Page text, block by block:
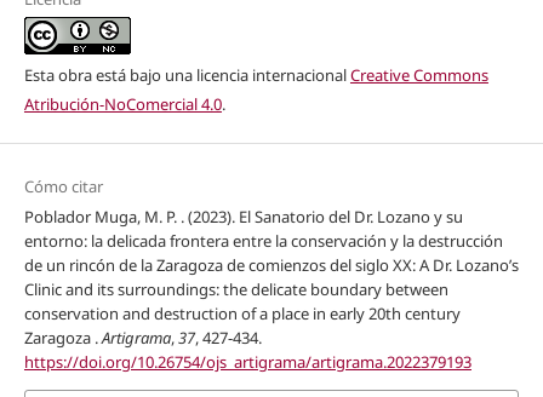
Esta obra está bajo una licencia internacionalCreative Commons
Atribución-NoComercial 4.0.
Cómo citar
Poblador Muga, M. P. . (2023). El Sanatorio del Dr. Lozano y su
entorno: la delicada frontera entre la conservación y la destrucción
de un rincón de la Zaragoza de comienzos del siglo XX: A Dr. Lozano’s
Clinic and its surroundings: the delicate boundary between
conservation and destruction of a place in early 20th century
Zaragoza .Artigrama,37, 427-434.
https://doi.org/10.26754/ojs_artigrama/artigrama.2022379193